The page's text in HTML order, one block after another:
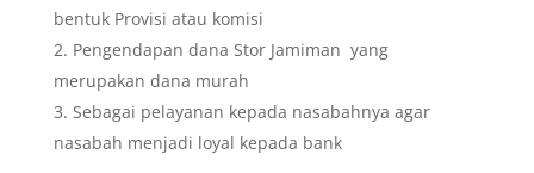
bentuk Provisi atau komisi
Pengendapan dana Stor Jamiman yang
merupakan dana murah
Sebagai pelayanan kepada nasabahnya agar
nasabah menjadi loyal kepada bank